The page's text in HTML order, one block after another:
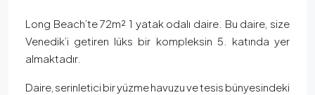
Long Beach’te 72m² 1 yatak odalı daire. Bu daire, size
Venedik’i getiren lüks bir kompleksin 5. katında yer
almaktadır.
Daire, serinletici bir yüzme havuzu ve tesis bünyesindeki